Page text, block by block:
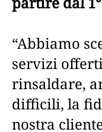
“Abbiamo
servizi
rinsaldare,
difficili, la
nostra